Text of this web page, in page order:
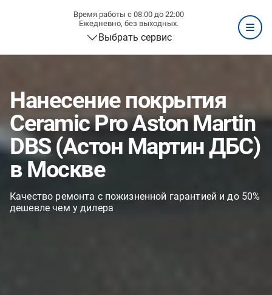
Время работы с 08:00 до 22:00
Ежедневно, без выходных.
Выбрать сервис
Нанесение покрытия
Ceramic Pro Aston Martin
DBS (Астон Мартин ДБС)
в Москве
Качество ремонта с пожизненной гарантией и до 50%
дешевле чем у дилера